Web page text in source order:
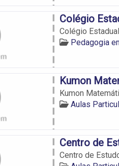
Colégio
Colégio
Pedagogia
Kumon
Kumon
Aulas
Centro de
Centro de